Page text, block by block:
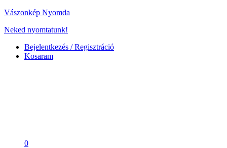
Vászonkép Nyomda
Neked nyomtatunk!
Bejelentkezés / Regisztráció
Kosaram
0